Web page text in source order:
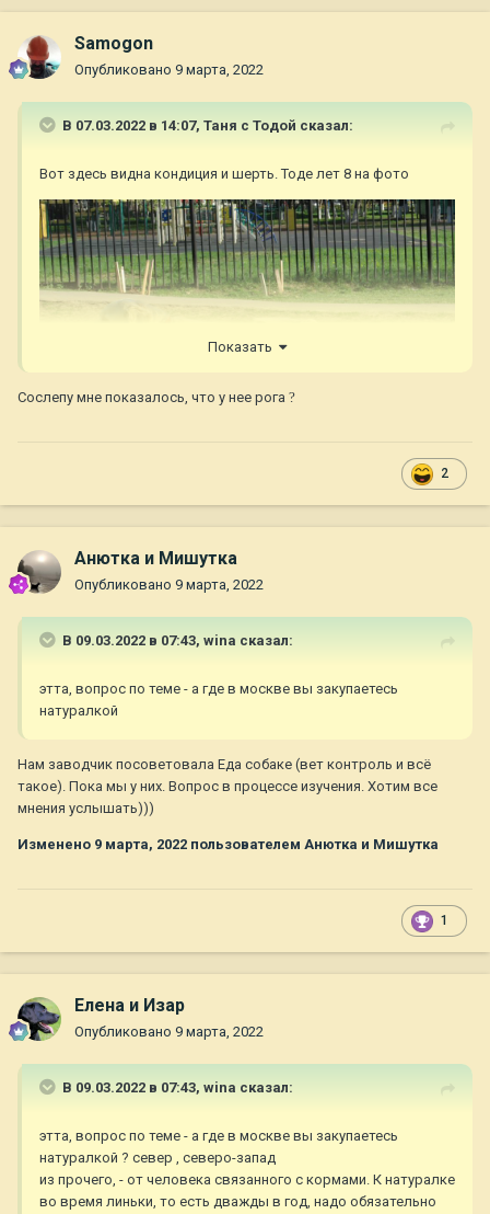
Samogon
Опубликовано 9 марта, 2022
В 07.03.2022 в 14:07, Таня с Тодой сказал:
Вот здесь видна кондиция и шерть. Тоде лет 8 на фото
Показать
Сослепу мне показалось, что у нее рога ?
2
Анютка и Мишутка
Опубликовано 9 марта, 2022
В 09.03.2022 в 07:43, wina сказал:
этта, вопрос по теме - а где в москве вы закупаетесь
натуралкой
Нам заводчик посоветовала Еда собаке (вет контроль и всё
такое). Пока мы у них. Вопрос в процессе изучения. Хотим все
мнения услышать)))
Изменено 9 марта, 2022 пользователем Анютка и Мишутка
1
Елена и Изар
Опубликовано 9 марта, 2022
В 09.03.2022 в 07:43, wina сказал:
этта, вопрос по теме - а где в москве вы закупаетесь
натуралкой ? север , северо-запад
из прочего, - от человека связанного с кормами. К натуралке
во время линьки, то есть дважды в год, надо обязательно